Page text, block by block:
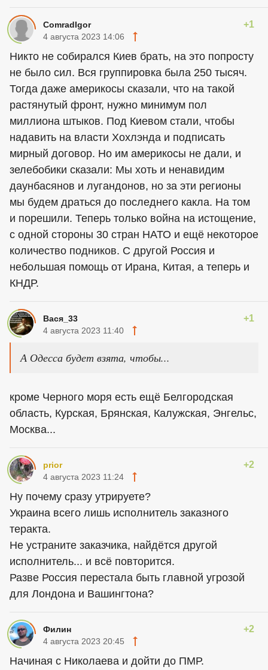
ComradIgor +1
4 августа 2023 14:06
Никто не собирался Киев брать, на это попросту
не было сил. Вся группировка была 250 тысяч.
Тогда даже америкосы сказали, что на такой
растянутый фронт, нужно минимум пол
миллиона штыков. Под Киевом стали, чтобы
надавить на власти Хохлэнда и подписать
мирный договор. Но им америкосы не дали, и
зелебобики сказали: Мы хоть и ненавидим
даунбасянов и лугандонов, но за эти регионы
мы будем драться до последнего какла. На том
и порешили. Теперь только война на истощение,
с одной стороны 30 стран НАТО и ещё некоторое
количество подников. С другой Россия и
небольшая помощь от Ирана, Китая, а теперь и
КНДР.
Вася_33 +1
4 августа 2023 11:40
А Одесса будет взята, чтобы...
кроме Черного моря есть ещё Белгородская
область, Курская, Брянская, Калужская, Энгельс,
Москва...
prior +2
4 августа 2023 11:24
Ну почему сразу утрируете?
Украина всего лишь исполнитель заказного
теракта.
Не устраните заказчика, найдётся другой
исполнитель... и всё повторится.
Разве Россия перестала быть главной угрозой
для Лондона и Вашингтона?
Филин +2
4 августа 2023 20:45
Начиная с Николаева и дойти до ПМР.